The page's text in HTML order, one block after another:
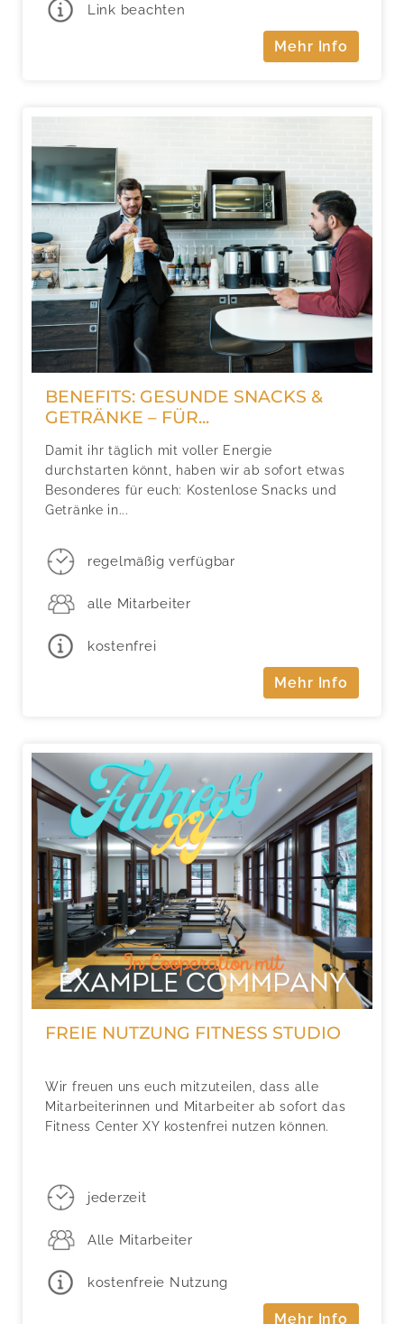
Link beachten
Mehr Info
BENEFITS: GESUNDE SNACKS &
GETRÄNKE – FÜR...
Damit ihr täglich mit voller Energie
durchstarten könnt, haben wir ab sofort etwas
Besonderes für euch: Kostenlose Snacks und
Getränke in...
regelmäßig verfügbar
alle Mitarbeiter
kostenfrei
Mehr Info
FREIE NUTZUNG FITNESS STUDIO
Wir freuen uns euch mitzuteilen, dass alle
Mitarbeiterinnen und Mitarbeiter ab sofort das
Fitness Center XY kostenfrei nutzen können.
jederzeit
Alle Mitarbeiter
kostenfreie Nutzung
Mehr Info